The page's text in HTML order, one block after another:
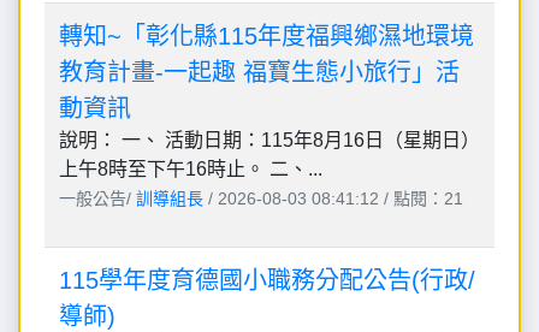
轉知~「彰化縣115年度福興鄉濕地環境
教育計畫-一起趣 福寶生態小旅行」活
動資訊
說明： 一、 活動日期：115年8月16日（星期日）
上午8時至下午16時止。 二、...
一般公告/ 訓導組長 / 2026-08-03 08:41:12 / 點閱：21
115學年度育德國小職務分配公告(行政/
導師)